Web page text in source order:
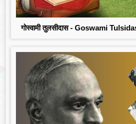
गोस्वामी तुलसीदास - Goswami